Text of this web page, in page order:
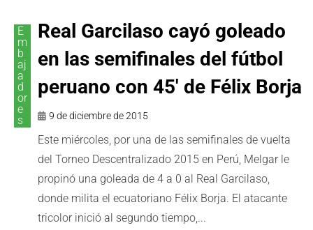
E
m
b
aj
a
d
or
e
s
Real Garcilaso cayó goleado
en las semifinales del fútbol
peruano con 45′ de Félix Borja
9 de diciembre de 2015
Este miércoles, por una de las semifinales de vuelta
del Torneo Descentralizado 2015 en Perú, Melgar le
propinó una goleada de 4 a 0 al Real Garcilaso,
donde milita el ecuatoriano Félix Borja. El atacante
tricolor inició al segundo tiempo,...